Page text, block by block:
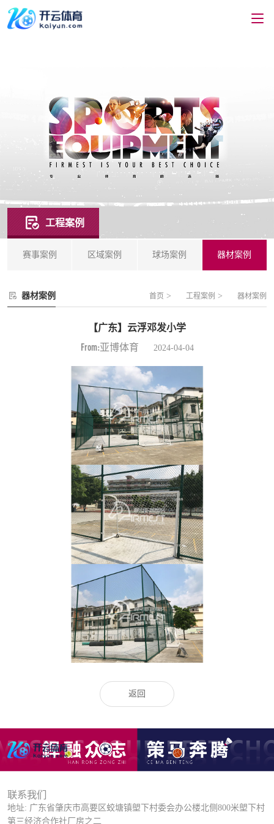
工程案例
赛事案例 区域案例 球场案例 器材案例
器材案例 首页 > 工程案例 > 器材案例
【广东】云浮邓发小学
From:亚博体育 2024-04-04
返回
联系我们
地址: 广东省肇庆市高要区蛟塘镇塱下村委会办公楼北侧800米塱下村
第三经济合作社厂房之二